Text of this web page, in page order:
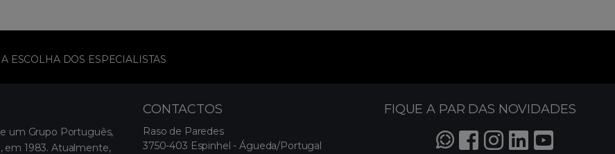
A ESCOLHA DOS ESPECIALISTAS
um Grupo Português,
em 1983. Atualmente,
CONTACTOS
Raso de Paredes
3750-403 Espinhel - Águeda/Portugal
FIQUE A PAR DAS NOVIDADES